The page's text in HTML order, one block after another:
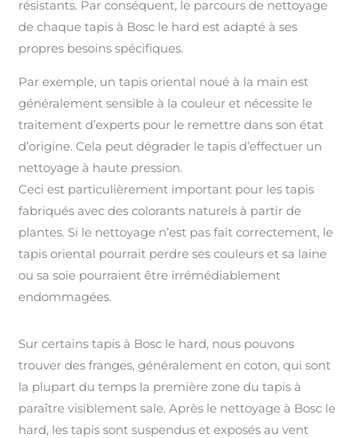
résistants. Par conséquent, le parcours de nettoyage
de chaque tapis à Bosc le hard est adapté à ses
propres besoins spécifiques.
Par exemple, un tapis oriental noué à la main est
généralement sensible à la couleur et nécessite le
traitement d’experts pour le remettre dans son état
d’origine. Cela peut dégrader le tapis d’effectuer un
nettoyage à haute pression.
Ceci est particulièrement important pour les tapis
fabriqués avec des colorants naturels à partir de
plantes. Si le nettoyage n’est pas fait correctement, le
tapis oriental pourrait perdre ses couleurs et sa laine
ou sa soie pourraient être irrémédiablement
endommagées.
Sur certains tapis à Bosc le hard, nous pouvons
trouver des franges, généralement en coton, qui sont
la plupart du temps la première zone du tapis à
paraître visiblement sale. Après le nettoyage à Bosc le
hard, les tapis sont suspendus et exposés au vent